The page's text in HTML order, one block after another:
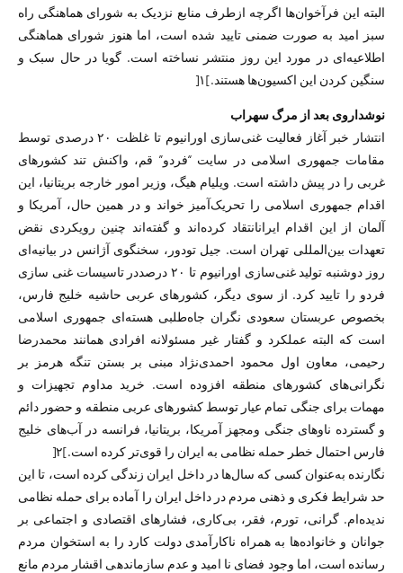
البته این فرآخوان‌ها اگرچه ازطرف منابع نزدیک به شورای هماهنگی راه
سبز امید به صورت ضمنی تایید شده است، اما هنوز شورای هماهنگی
اطلاعیه‌ای در مورد این روز منتشر نساخته است. گویا در حال سبک و
سنگین کردن این اکسیون‌ها هستند.]۱[
نوشداروی بعد از مرگ سهراب
انتشار خبر آغاز فعالیت غنی‌سازی اورانیوم تا غلظت ۲۰ درصدی توسط
مقامات جمهوری اسلامی در سایت “فردو” قم، واکنش تند کشورهای
غربی را در پیش داشته است. ویلیام هیگ، وزیر امور خارجه بریتانیا، این
اقدام جمهوری اسلامی را تحریک‌آمیز خواند و در همین حال، آمریکا و
آلمان از این اقدام ایرانانتقاد کرده‌اند و گفته‌اند چنین رویکردی نقض
تعهدات بین‌المللی تهران است. جیل تودور، سخنگوی آژانس در بیانیه‌ای
روز دوشنبه تولید غنی‌سازی اورانیوم تا ۲۰ درصددر تاسیسات غنی سازی
فردو را تایید کرد. از سوی دیگر، کشورهای عربی حاشیه خلیج فارس،
بخصوص عربستان سعودی نگران جاه‌طلبی هسته‌ای جمهوری اسلامی
است که البته عملکرد و گفتار غیر مسئولانه افرادی همانند محمدرضا
رحیمی، معاون اول محمود احمدی‌نژاد مبنی بر بستن تنگه هرمز بر
نگرانی‌های کشورهای منطقه افزوده است. خرید مداوم تجهیزات و
مهمات برای جنگی تمام عیار توسط کشورهای عربی منطقه و حضور دائم
و گسترده ناوهای جنگی ومجهز آمریکا، بریتانیا، فرانسه در آب‌های خلیج
فارس احتمال خطر حمله نظامی به ایران را قوی‌تر کرده است.]۲[
نگارنده به‌عنوان کسی که سال‌ها در داخل ایران زندگی کرده است، تا این
حد شرایط فکری و ذهنی مردم در داخل ایران را آماده برای حمله نظامی
ندیده‌ام. گرانی، تورم، فقر، بی‌کاری، فشارهای اقتصادی و اجتماعی بر
جوانان و خانواده‌ها به همراه ناکارآمدی دولت کارد را به استخوان مردم
رسانده است، اما وجود فضای نا امید و عدم سازماندهی اقشار مردم مانع